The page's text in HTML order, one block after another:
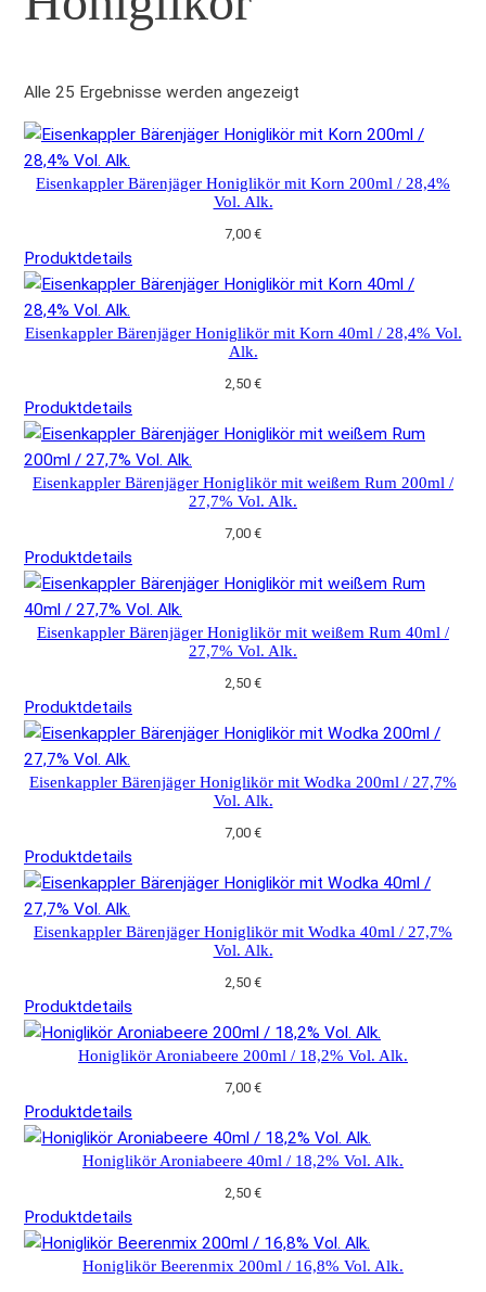
Alle 25 Ergebnisse werden angezeigt
Eisenkappler Bärenjäger Honiglikör mit Korn 200ml / 28,4%
Vol. Alk.
7,00 €
Produktdetails
Eisenkappler Bärenjäger Honiglikör mit Korn 40ml / 28,4% Vol.
Alk.
2,50 €
Produktdetails
Eisenkappler Bärenjäger Honiglikör mit weißem Rum 200ml /
27,7% Vol. Alk.
7,00 €
Produktdetails
Eisenkappler Bärenjäger Honiglikör mit weißem Rum 40ml /
27,7% Vol. Alk.
2,50 €
Produktdetails
Eisenkappler Bärenjäger Honiglikör mit Wodka 200ml / 27,7%
Vol. Alk.
7,00 €
Produktdetails
Eisenkappler Bärenjäger Honiglikör mit Wodka 40ml / 27,7%
Vol. Alk.
2,50 €
Produktdetails
Honiglikör Aroniabeere 200ml / 18,2% Vol. Alk.
7,00 €
Produktdetails
Honiglikör Aroniabeere 40ml / 18,2% Vol. Alk.
2,50 €
Produktdetails
Honiglikör Beerenmix 200ml / 16,8% Vol. Alk.